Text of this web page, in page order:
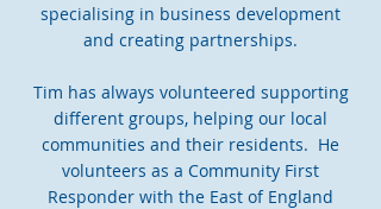
specialising in business development
and creating partnerships.
Tim has always volunteered supporting
different groups, helping our local
communities and their residents. He
volunteers as a Community First
Responder with the East of England